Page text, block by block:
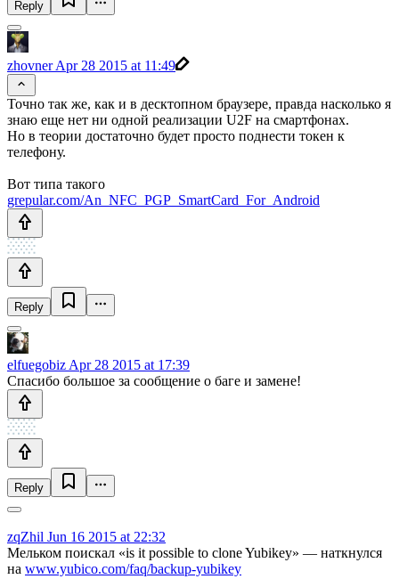
Reply
zhovnerApr 28 2015 at 11:49
Точно так же, как и в десктопном браузере, правда насколько я
знаю еще нет ни одной реализации U2F на смартфонах.
Но в теории достаточно будет просто поднести токен к
телефону.
Вот типа такого
grepular.com/An_NFC_PGP_SmartCard_For_Android
Reply
elfuegobiz Apr 28 2015 at 17:39
Спасибо большое за сообщение о баге и замене!
Reply
zqZhil Jun 16 2015 at 22:32
Мельком поискал «is it possible to clone Yubikey» — наткнулся
на www.yubico.com/faq/backup-yubikey